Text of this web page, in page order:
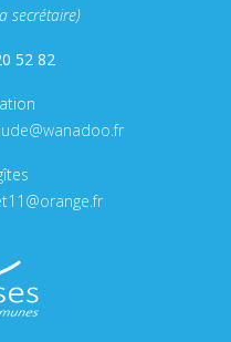
secrétaire)
52 82